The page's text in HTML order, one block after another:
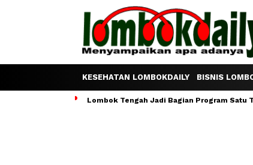
KESEHATAN LOMBOKDAILY BISNIS
Lombok Tengah Jadi Bagian Program